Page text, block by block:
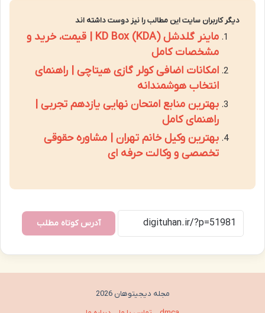
دیگر کاربران سایت این مطالب را نیز دوست داشته اند
ماینر گلدشل KD Box (KDA) | قیمت، خرید و
مشخصات کامل
امکانات اضافی کولر گازی هیتاچی | راهنمای
انتخاب هوشمندانه
بهترین منابع امتحان نهایی یازدهم تجربی |
راهنمای کامل
بهترین وکیل خانم تهران | مشاوره حقوقی
تخصصی و وکالت حرفه ای
آدرس کوتاه مطلب
مجله دیجیتوهان 2026